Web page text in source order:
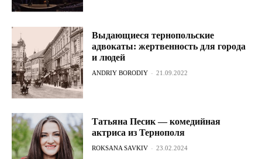
Выдающиеся тернопольские
адвокаты: жертвенность для города
и людей
ANDRIY BORODIY - 21.09.2022
Татьяна Песик — комедийная
актриса из Тернополя
ROKSANA SAVKIV - 23.02.2024